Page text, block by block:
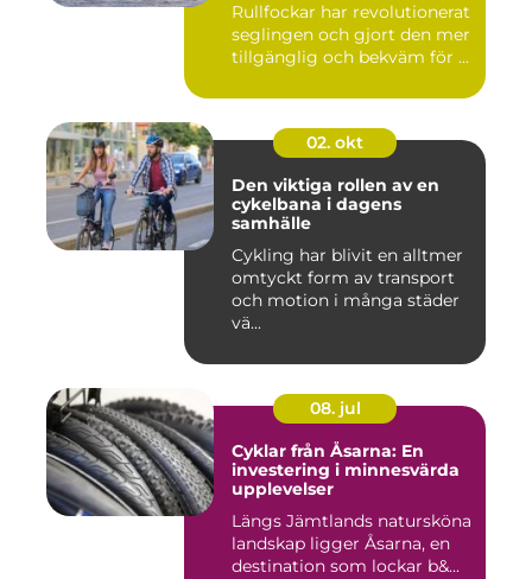
Rullfockar har revolutionerat
seglingen och gjort den mer
tillgänglig och bekväm för ...
02. okt
Den viktiga rollen av en
cykelbana i dagens
samhälle
Cykling har blivit en alltmer
omtyckt form av transport
och motion i många städer
vä...
08. jul
Cyklar från Åsarna: En
investering i minnesvärda
upplevelser
Längs Jämtlands natursköna
landskap ligger Åsarna, en
destination som lockar b&...